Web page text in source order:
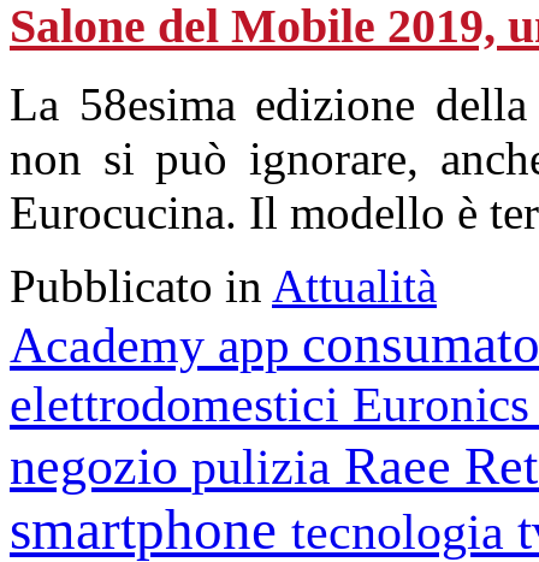
Salone del Mobile 2019,
La 58esima edizione
non si può ignorare,
Eurocucina. Il modello è
Pubblicato in Attualità
Academy app
elettrodomestici
negozio pulizia Raee
smartphone tecnologia